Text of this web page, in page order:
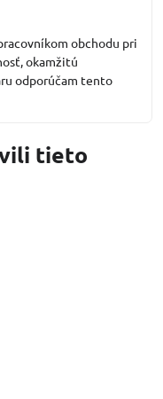
obchodu pri
okamžitú
odporúčam tento
tieto